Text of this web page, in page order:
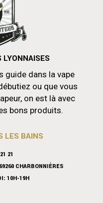
LYONNAISES
guide dans la vape
ou que vous
on est là avec
bons produits.
LES BAINS
21
CHARBONNIÈRES
10H-19H